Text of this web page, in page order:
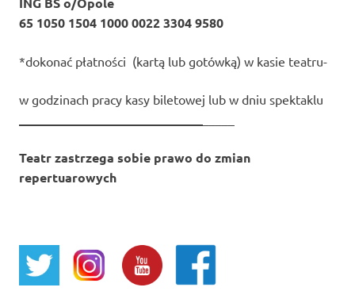
65 1050 1504 1000 0022 3304 9580
*dokonać płatności (kartą lub gotówką) w kasie teatru-
w godzinach pracy kasy biletowej lub w dniu spektaklu
Teatr zastrzega sobie prawo do zmian
repertuarowych